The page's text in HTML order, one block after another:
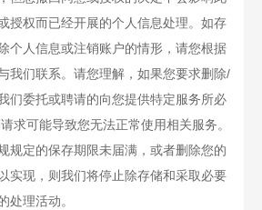
授权而已经开展的个人信息处理。如存
个人信息或注销账户的情形，请您根据
我们联系。请您理解，如果您要求删除/
们委托或聘请的向您提供特定服务所必
求可能导致您无法正常使用相关服务。
规定的保存期限未届满，或者删除您的
实现，则我们将停止除存储和采取必要
处理活动。